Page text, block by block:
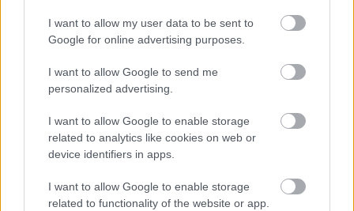
I want to allow my user data to be sent to
Google for online advertising purposes.
I want to allow Google to send me
personalized advertising.
I want to allow Google to enable storage
related to analytics like cookies on web or
device identifiers in apps.
I want to allow Google to enable storage
related to functionality of the website or app.
VIDEO